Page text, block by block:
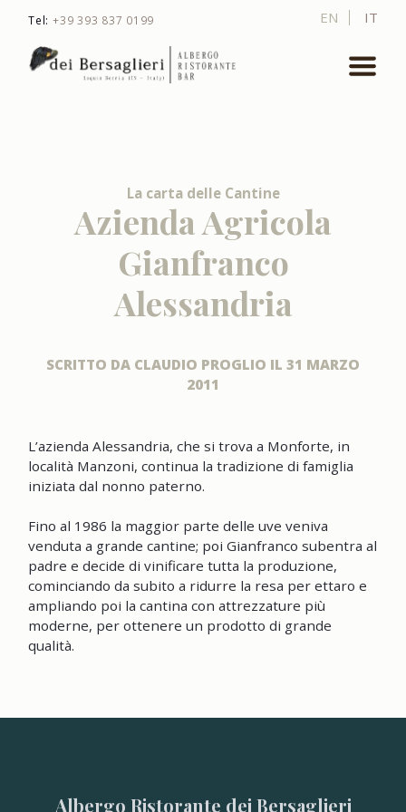
Tel: +39 393 837 0199 EN IT
La carta delle Cantine
Azienda Agricola
Gianfranco
Alessandria
SCRITTO DA CLAUDIO PROGLIO IL 31 MARZO
2011
L’azienda Alessandria, che si trova a Monforte, in
località Manzoni, continua la tradizione di famiglia
iniziata dal nonno paterno.
Fino al 1986 la maggior parte delle uve veniva
venduta a grande cantine; poi Gianfranco subentra al
padre e decide di vinificare tutta la produzione,
cominciando da subito a ridurre la resa per ettaro e
ampliando poi la cantina con attrezzature più
moderne, per ottenere un prodotto di grande
qualità.
Albergo Ristorante dei Bersaglieri